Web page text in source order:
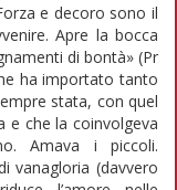
e decoro sono il
Apre la bocca
di bontà» (Pr
ha importato tanto
stata, con quel
e che la coinvolgeva
Amava i piccoli.
vanagloria (davvero